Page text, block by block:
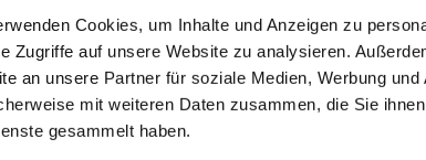
Cookies, um Inhalte und Anzeigen zu
Zugriffe auf unsere Website zu analysieren.
an unsere Partner für soziale Medien, Werbung
mit weiteren Daten zusammen, die Sie
gesammelt haben.